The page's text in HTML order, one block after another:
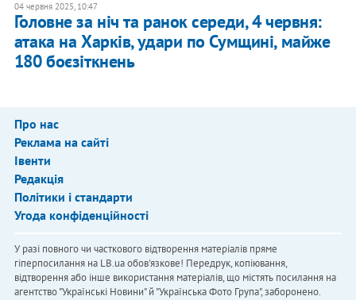
04 червня 2025, 10:47
Головне за ніч та ранок середи, 4 червня:
атака на Харків, удари по Сумщині, майже
180 боєзіткнень
Про нас
Реклама на сайті
Івенти
Редакція
Політики і стандарти
Угода конфіденційності
У разі повного чи часткового відтворення матеріалів пряме
гіперпосилання на LB.ua обов'язкове! Передрук, копіювання,
відтворення або інше використання матеріалів, що містять посилання на
агентство "Українськi Новини" й "Українська Фото Група", заборонено.